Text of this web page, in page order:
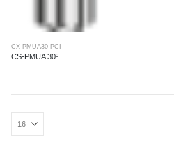
CX-PMUA30-PCI
CS-PMUA 30º